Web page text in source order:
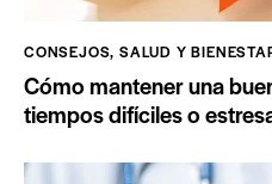
CONSEJOS,SALUD Y
Cómo mantener una
tiempos difíciles o